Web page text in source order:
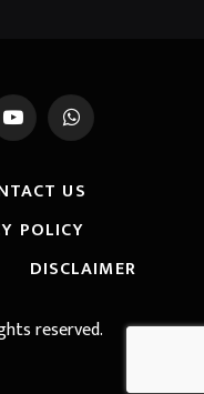
YouTubeWhatsApp
US
POLICY
DISCLAIMER
reserved.